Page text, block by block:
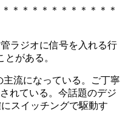
＊＊＊＊＊＊＊＊＊＊＊
ラジオに信号を入れる行
とがある。
流になっている。ご丁寧
れている。今話題のデジ
スイッチングで駆動す